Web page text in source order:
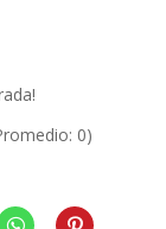
0)